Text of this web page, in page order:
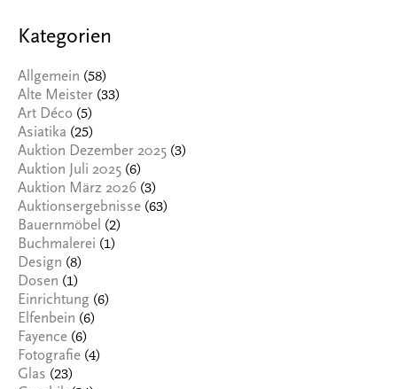
Kategorien
Allgemein (58)
Alte Meister (33)
Art Déco (5)
Asiatika (25)
Auktion Dezember 2025 (3)
Auktion Juli 2025 (6)
Auktion März 2026 (3)
Auktionsergebnisse (63)
Bauernmöbel (2)
Buchmalerei (1)
Design (8)
Dosen (1)
Einrichtung (6)
Elfenbein (6)
Fayence (6)
Fotografie (4)
Glas (23)